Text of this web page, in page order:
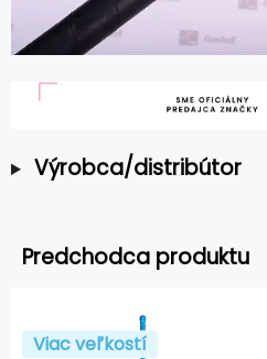
Výrobca/distribútor
Predchodca produktu
Viac veľkostí